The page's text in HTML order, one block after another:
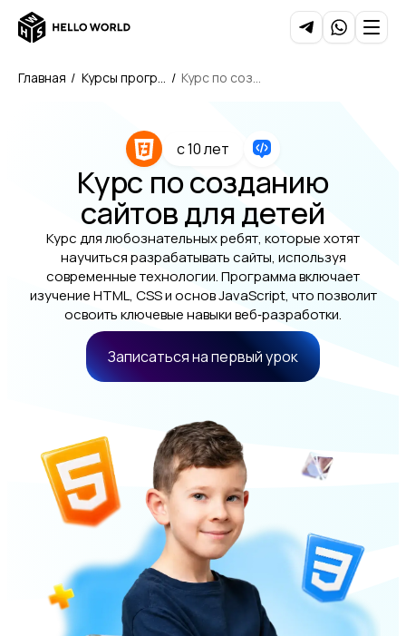
Главная / Курсы програ / Курс по созда
c 10 лет
Курс по созданию
сайтов для детей
Курс для любознательных ребят, которые хотят
научиться разрабатывать сайты, используя
современные технологии. Программа включает
изучение HTML, CSS и основ JavaScript, что позволит
освоить ключевые навыки веб‑разработки.
Записаться на первый урок